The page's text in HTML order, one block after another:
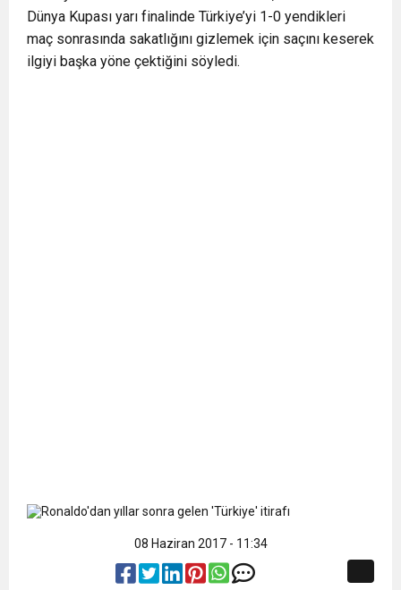
Dünya Kupası yarı finalinde Türkiye’yi 1-0 yendikleri
maç sonrasında sakatlığını gizlemek için saçını keserek
ilgiyi başka yöne çektiğini söyledi.
08 Haziran 2017 - 11:34